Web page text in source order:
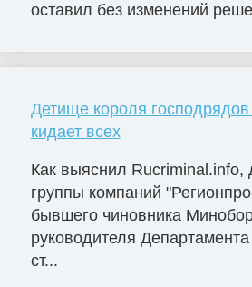
оставил без изменений
Детище короля
кидает всех
Как выяснил Rucriminal.info,
группы компаний
бывшего чиновника
руководителя Департамента
ст...